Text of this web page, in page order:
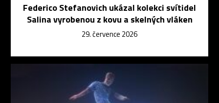
Federico Stefanovich ukázal kolekci svítidel
Salina vyrobenou z kovu a skelných vláken
29. července 2026